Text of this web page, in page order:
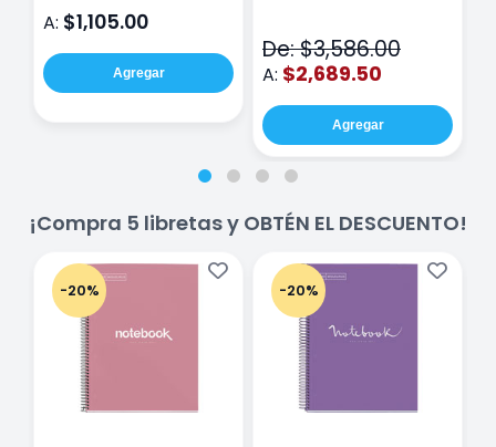
A: $1,105.00
Agregar
De: $3,586.00
A: $2,689.50
Agregar
¡Compra 5 libretas y OBTÉN EL DESCUENTO!
-20% -20%